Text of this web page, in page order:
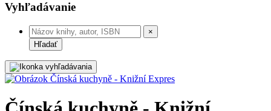
Vyhľadávanie
×
Hľadať